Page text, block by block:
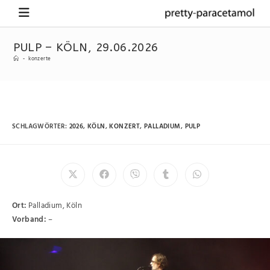
PULP – KÖLN, 29.06.2026
- konzerte
SCHLAGWÖRTER: 2026, KÖLN,KONZERT, PALLADIUM, PULP
Ort: Palladium, Köln
Vorband:–